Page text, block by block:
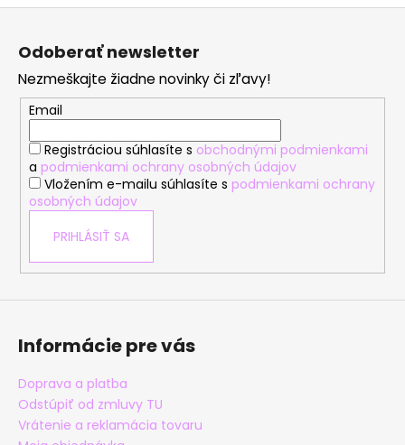
Z
Odoberať newsletter
Nezmeškajte žiadne novinky či zľavy!
Email
Registráciou súhlasíte s obchodnými podmienkami
a podmienkami ochrany osobných údajov
Vložením e-mailu súhlasíte s podmienkami ochrany
osobných údajov
PRIHLÁSIŤ SA
Informácie pre vás
Doprava a platba
Odstúpiť od zmluvy TU
Vrátenie a reklamácia tovaru